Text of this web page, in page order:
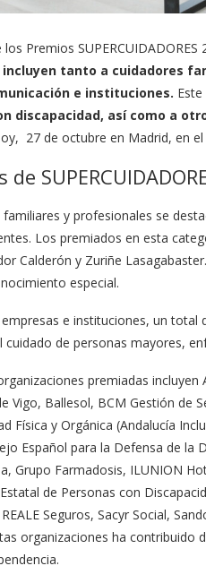
los Premios
incluyen tanto a cuidadores
e instituciones.
discapacidad, así como a
27 de octubre en Madrid, en
familiares y profesionales se
Los premiados en esta
Calderón y Zuriñe
especial.
e instituciones, un
cuidado de personas mayores,
premiadas
Vigo, Ballesol, BCM Gestión de
Física y Orgánica (Andalucía
Español para la Defensa de la
Grupo Farmadosis, ILUNION
de Personas con
Seguros, Sacyr Social,
organizaciones ha contribuido